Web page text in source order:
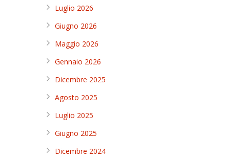
Luglio 2026
Giugno 2026
Maggio 2026
Gennaio 2026
Dicembre 2025
Agosto 2025
Luglio 2025
Giugno 2025
Dicembre 2024